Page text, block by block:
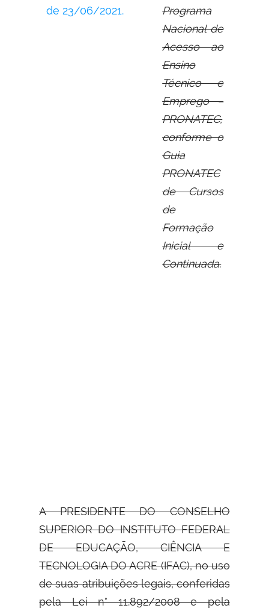
de 23/06/2021.
Programa
Nacional de
Acesso ao
Ensino
Técnico e
Emprego –
PRONATEC,
conforme o
Guia
PRONATEC
de Cursos
de
Formação
Inicial e
Continuada.
A PRESIDENTE DO CONSELHO
SUPERIOR DO INSTITUTO FEDERAL
DE EDUCAÇÃO,CIÊNCIA E
TECNOLOGIA DO ACRE (IFAC), no uso
de suas atribuições legais, conferidas
pela Lei n° 11.892/2008 e pela